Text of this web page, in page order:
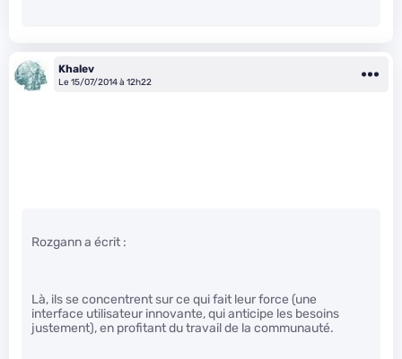
Khalev
Le 15/07/2014 à 12h22
Rozgann a écrit :
Là, ils se concentrent sur ce qui fait leur force (une
interface utilisateur innovante, qui anticipe les besoins
justement), en profitant du travail de la communauté.